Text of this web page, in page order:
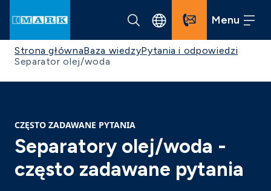
Menu
Strona głównaBaza wiedzyPytania i odpowiedzi
Separator olej/woda
CZĘSTO ZADAWANE PYTANIA
Separatory olej/woda -
często zadawane pytania